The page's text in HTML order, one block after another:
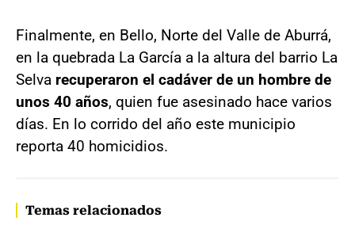
Finalmente, en Bello, Norte del Valle de Aburrá,
en la quebrada La García a la altura del barrio La
Selva recuperaron el cadáver de un hombre de
unos 40 años, quien fue asesinado hace varios
días. En lo corrido del año este municipio
reporta 40 homicidios.
Temas relacionados